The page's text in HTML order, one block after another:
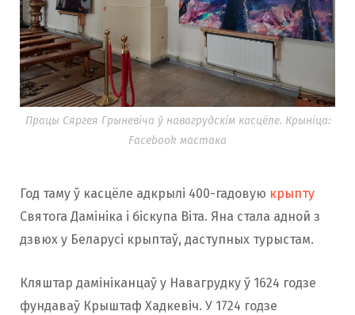
Працы Сяргея Грыневіча ў навагрудскім касцёле. Крыніца:
Facebook мастака
Год таму ў касцёле адкрылі 400-гадовую крыпту
Святога Дамініка і біскупа Віта. Яна стала адной з
дзвюх у Беларусі крыптаў, даступных турыстам.
Кляштар дамініканцаў у Навагрудку ў 1624 годзе
фундаваў Крыштаф Хадкевіч. У 1724 годзе